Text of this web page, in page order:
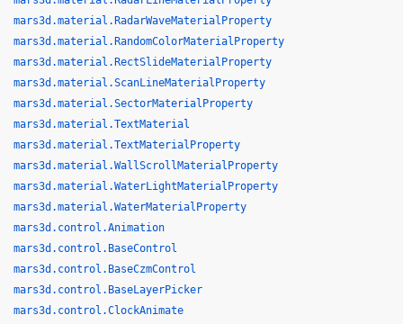
mars3d.material.RadarWaveMaterialProperty
mars3d.material.RandomColorMaterialProperty
mars3d.material.RectSlideMaterialProperty
mars3d.material.ScanLineMaterialProperty
mars3d.material.SectorMaterialProperty
mars3d.material.TextMaterial
mars3d.material.TextMaterialProperty
mars3d.material.WallScrollMaterialProperty
mars3d.material.WaterLightMaterialProperty
mars3d.material.WaterMaterialProperty
mars3d.control.Animation
mars3d.control.BaseControl
mars3d.control.BaseCzmControl
mars3d.control.BaseLayerPicker
mars3d.control.ClockAnimate